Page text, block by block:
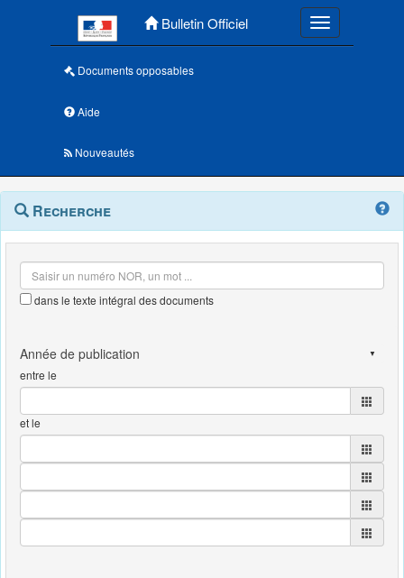
Bulletin Officiel Toggle
Documents opposables
Aide
Nouveautés
Navigation
outils
Menu
contextuel
Recherche
dans le texte intégral des documents
entre le
et le